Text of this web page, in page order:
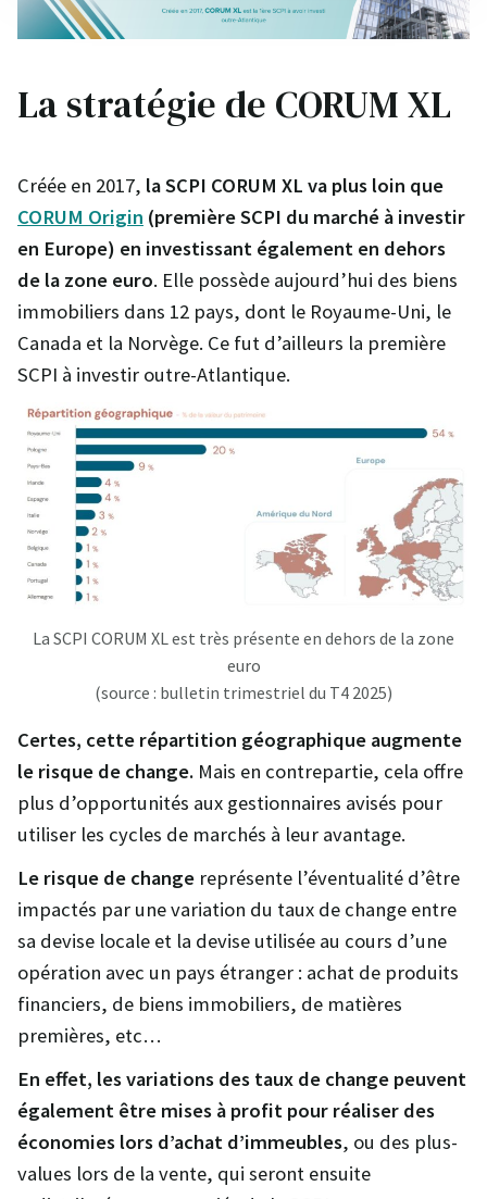
La stratégie de CORUM XL
Créée en 2017, la SCPI CORUM XL va plus loin que
CORUM Origin (première SCPI du marché à investir
en Europe) en investissant également en dehors
de la zone euro. Elle possède aujourd’hui des biens
immobiliers dans 12 pays, dont le Royaume-Uni, le
Canada et la Norvège. Ce fut d’ailleurs la première
SCPI à investir outre-Atlantique.
La SCPI CORUM XL est très présente en dehors de la zone
euro
(source : bulletin trimestriel du T4 2025)
Certes, cette répartition géographique augmente
le risque de change. Mais en contrepartie, cela offre
plus d’opportunités aux gestionnaires avisés pour
utiliser les cycles de marchés à leur avantage.
Le risque de change représente l’éventualité d’être
impactés par une variation du taux de change entre
sa devise locale et la devise utilisée au cours d’une
opération avec un pays étranger : achat de produits
financiers, de biens immobiliers, de matières
premières, etc…
En effet, les variations des taux de change peuvent
également être mises à profit pour réaliser des
économies lors d’achat d’immeubles, ou des plus-
values lors de la vente, qui seront ensuite